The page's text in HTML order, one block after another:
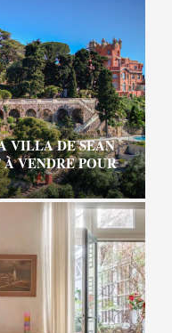
VILLA DE SEAN
VENDRE POUR